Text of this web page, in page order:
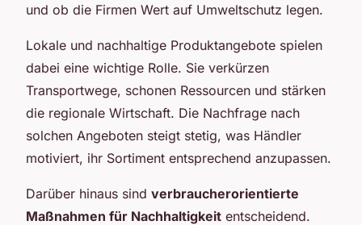
und ob die Firmen Wert auf Umweltschutz legen.
Lokale und nachhaltige Produktangebote spielen
dabei eine wichtige Rolle. Sie verkürzen
Transportwege, schonen Ressourcen und stärken
die regionale Wirtschaft. Die Nachfrage nach
solchen Angeboten steigt stetig, was Händler
motiviert, ihr Sortiment entsprechend anzupassen.
Darüber hinaus sind verbraucherorientierte
Maßnahmen für Nachhaltigkeit entscheidend.